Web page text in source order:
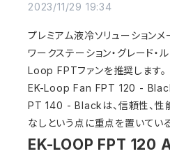
2023/11/29 19:34
プレミアム液冷ソリューション
ワークステーション・グレード
Loop FPTファンを推奨します。
EK-Loop Fan FPT 120 -
PT 140 - Blackは、信頼性、性
なしという点に重点を置いてい
EK-LOOP FPT 120